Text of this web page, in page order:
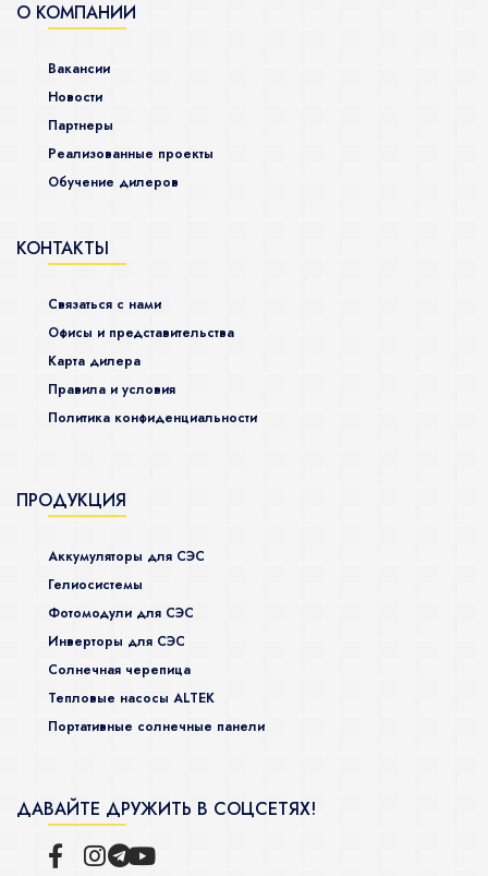
О КОМПАНИИ
Вакансии
Новости
Партнеры
Реализованные проекты
Обучение дилеров
КОНТАКТЫ
Связаться с нами
Офисы и представительства
Карта дилера
Правила и условия
Политика конфиденциальности
ПРОДУКЦИЯ
Аккумуляторы для СЭС
Гелиосистемы
Фотомодули для СЭС
Инверторы для СЭС
Солнечная черепица
Тепловые насосы ALTEK
Портативные солнечные панели
ДАВАЙТЕ ДРУЖИТЬ В СОЦСЕТЯХ!